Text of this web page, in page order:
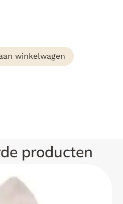
winkelwagen
producten